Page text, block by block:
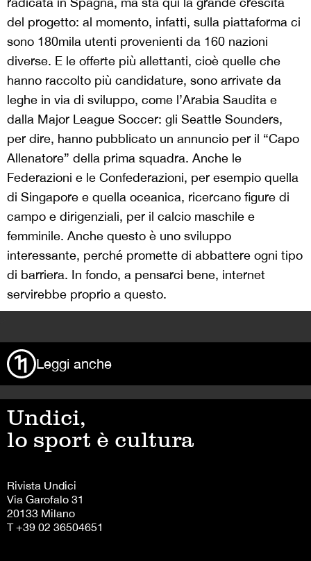
del progetto: al momento, infatti, sulla piattaforma ci
sono 180mila utenti provenienti da 160 nazioni
diverse. E le offerte più allettanti, cioè quelle che
hanno raccolto più candidature, sono arrivate da
leghe in via di sviluppo, come l’Arabia Saudita e
dalla Major League Soccer: gli Seattle Sounders,
per dire, hanno pubblicato un annuncio per il “Capo
Allenatore” della prima squadra. Anche le
Federazioni e le Confederazioni, per esempio quella
di Singapore e quella oceanica, ricercano figure di
campo e dirigenziali, per il calcio maschile e
femminile. Anche questo è uno sviluppo
interessante, perché promette di abbattere ogni tipo
di barriera. In fondo, a pensarci bene, internet
servirebbe proprio a questo.
Leggi anche
Undici,
lo sport è cultura
Rivista Undici
Via Garofalo 31
20133 Milano
T +39 02 36504651